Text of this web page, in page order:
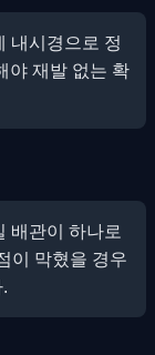
내시경으로 정
야 재발 없는 확
배관이 하나로
이 막혔을 경우